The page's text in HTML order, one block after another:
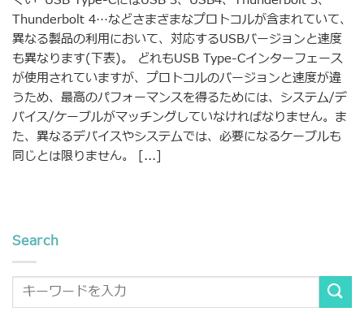
Thunderbolt 4…などさまざまなプロトコルが含まれていて、
異なる製品の利用において、対応するUSBバージョンと速度
も異なります(下表)。 どれもUSB Type-Cインターフェース
が使用されていますが、プロトコルのバージョンと速度が違
うため、最高のパフォーマンスを得るためには、システム/デ
バイス/ケーブルがマッチングしていなければなりません。ま
た、異なるデバイスやシステムでは、必要になるケーブルも
同じとは限りません。 [...]
Search